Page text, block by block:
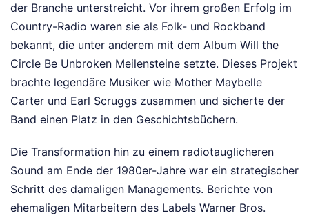
der Branche unterstreicht. Vor ihrem großen Erfolg im
Country-Radio waren sie als Folk- und Rockband
bekannt, die unter anderem mit dem Album Will the
Circle Be Unbroken Meilensteine setzte. Dieses Projekt
brachte legendäre Musiker wie Mother Maybelle
Carter und Earl Scruggs zusammen und sicherte der
Band einen Platz in den Geschichtsbüchern.
Die Transformation hin zu einem radiotauglicheren
Sound am Ende der 1980er-Jahre war ein strategischer
Schritt des damaligen Managements. Berichte von
ehemaligen Mitarbeitern des Labels Warner Bros.